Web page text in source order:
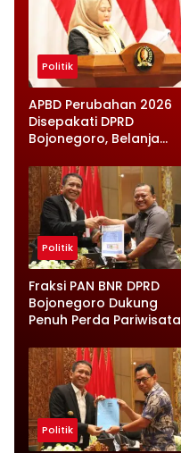
Politik
APBD Perubahan 2026
Disepakati DPRD
Bojonegoro, Belanja
Infrastruktur Diperkuat
Politik
Fraksi PAN BNR DPRD
Bojonegoro Dukung
Penuh Perda Pariwisata
Anak
Politik